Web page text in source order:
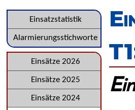
Navigation
überspringen
Einsatzstatistik
Alarmierungsstichworte
Navigation
überspringen
Einsätze 2026
Einsätze 2025
Einsätze 2024